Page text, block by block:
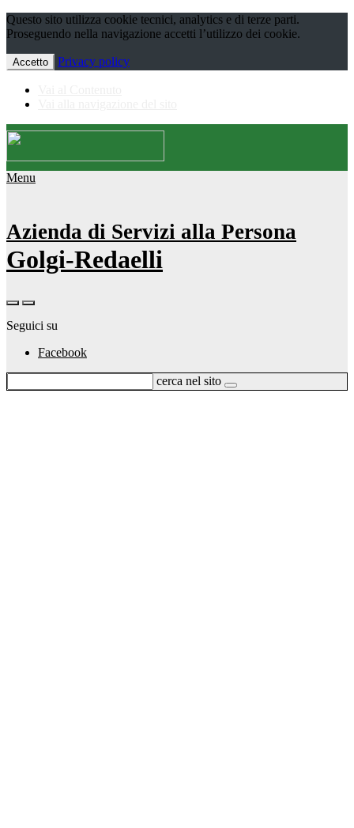
Questo sito utilizza cookie tecnici, analytics e di terze parti.
Proseguendo nella navigazione accetti l’utilizzo dei cookie.
Accetto Privacy policy
Menu
Azienda di Servizi alla Persona
Golgi-Redaelli
Seguici su
Facebook
cerca nel sito